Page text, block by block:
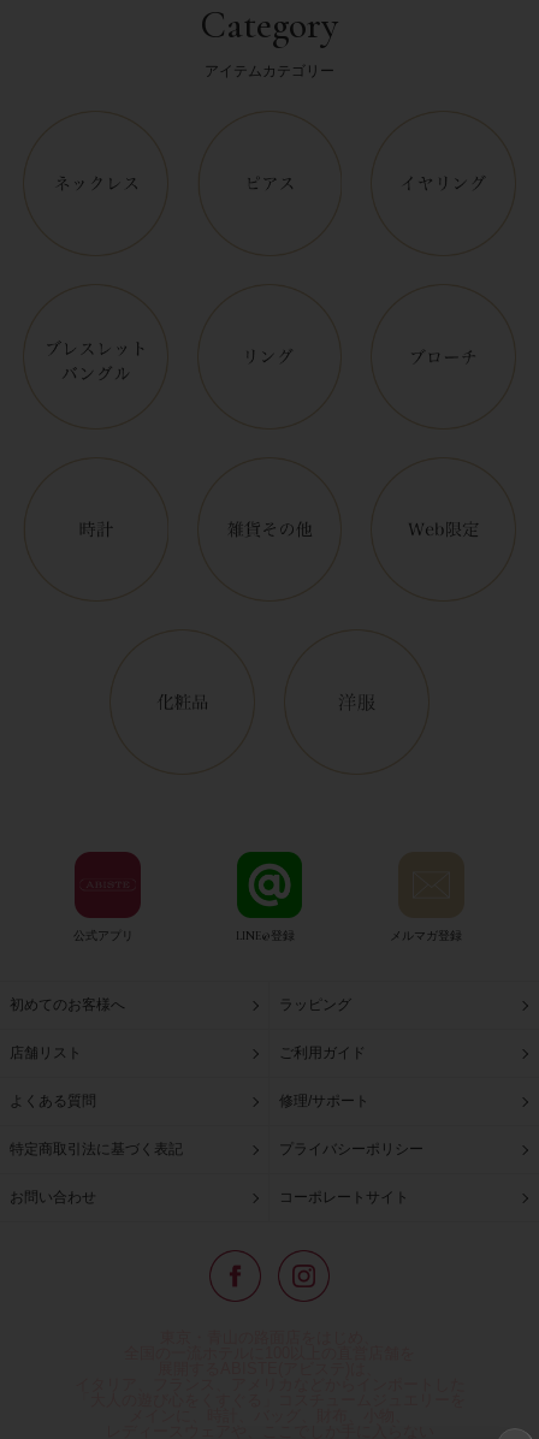
Category
アイテムカテゴリー
公式アプリ LINE@登録 メルマガ登録
初めてのお客様へ ラッピング
店舗リスト ご利用ガイド
よくある質問 修理/サポート
特定商取引法に基づく表記 プライバシーポリシー
お問い合わせ コーポレートサイト